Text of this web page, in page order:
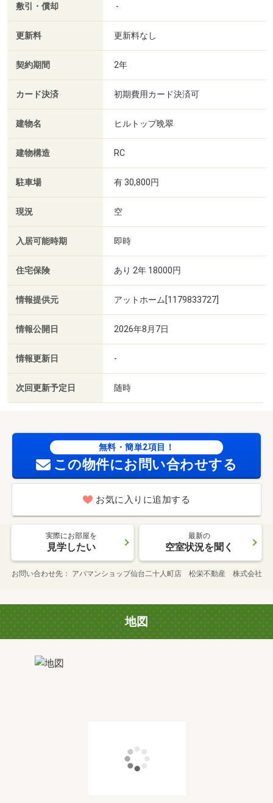
敷引・償却 -
更新料 更新料なし
契約期間 2年
カード決済 初期費用カード決済可
建物名 ヒルトップ晩翠
建物構造 RC
駐車場 有 30,800円
現況 空
入居可能時期 即時
住宅保険 あり 2年 18000円
情報提供元 アットホーム[1179833727]
情報公開日 2026年8月7日
情報更新日 -
次回更新予定日 随時
無料・簡単2項目！
この物件にお問い合わせする
お気に入りに追加する
実際にお部屋を
見学したい
最新の
空室状況を聞く
お問い合わせ先 アパマンショップ仙台二十人町店 松栄不動産 株式会社
地図